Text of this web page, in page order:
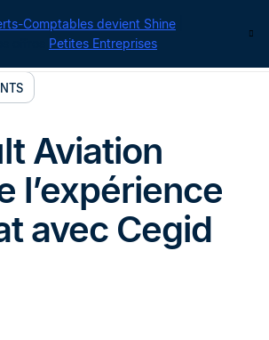
Comptables devient Shine
Petites Entreprises
Aviation
l’expérience
avec Cegid